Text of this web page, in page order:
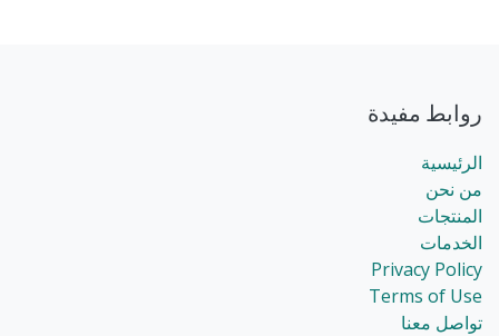
روابط مفيدة
الرئيسية
من نحن
المنتجات
الخدمات
Privacy Policy
Terms of Use
تواصل معنا